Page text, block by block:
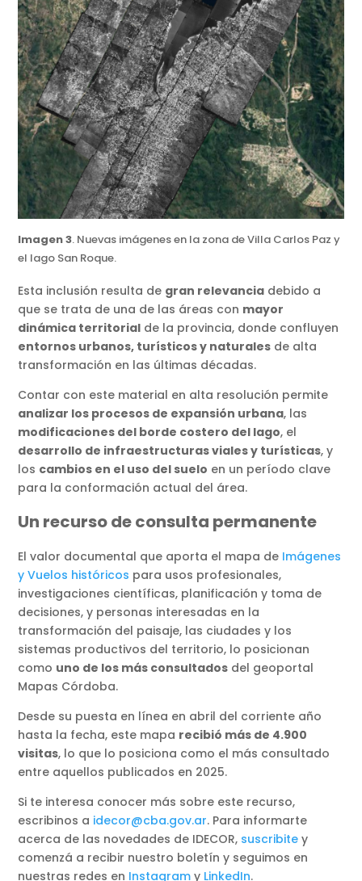
Imagen 3. Nuevas imágenes en la zona de Villa Carlos Paz y
el lago San Roque.
Esta inclusión resulta de gran relevancia debido a
que se trata de una de las áreas con mayor
dinámica territorial de la provincia, donde confluyen
entornos urbanos, turísticos y naturales de alta
transformación en las últimas décadas.
Contar con este material en alta resolución permite
analizar los procesos de expansión urbana, las
modificaciones del borde costero del lago, el
desarrollo de infraestructuras viales y turísticas, y
los cambios en el uso del suelo en un período clave
para la conformación actual del área.
Un recurso de consulta permanente
El valor documental que aporta el mapa de Imágenes
y Vuelos históricos para usos profesionales,
investigaciones científicas, planificación y toma de
decisiones, y personas interesadas en la
transformación del paisaje, las ciudades y los
sistemas productivos del territorio, lo posicionan
como uno de los más consultados del geoportal
Mapas Córdoba.
Desde su puesta en línea en abril del corriente año
hasta la fecha, este mapa recibió más de 4.900
visitas, lo que lo posiciona como el más consultado
entre aquellos publicados en 2025.
Si te interesa conocer más sobre este recurso,
escribinos a idecor@cba.gov.ar. Para informarte
acerca de las novedades de IDECOR, suscribite y
comenzá a recibir nuestro boletín y seguimos en
nuestras redes en Instagram y LinkedIn.